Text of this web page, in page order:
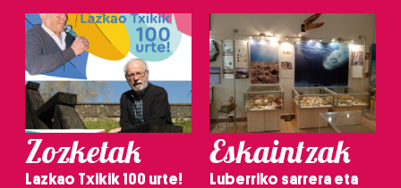
Zozketak
Lazkao Txikik 100 urte!
Eskaintzak
Luberriko sarrera eta